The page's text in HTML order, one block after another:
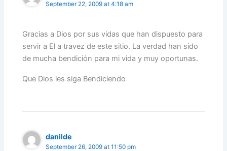
September 22, 2009 at 4:18 am
Gracias a Dios por sus vidas que han dispuesto para
servir a El a travez de este sitio. La verdad han sido
de mucha bendición para mi vida y muy oportunas.
Que Dios les siga Bendiciendo
danilde
September 26, 2009 at 11:50 pm